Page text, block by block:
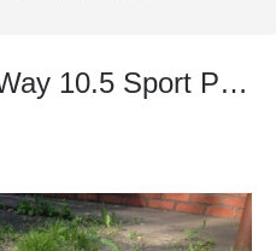
Гироскутер SmartWay 10.5 Sport Premium граффити самобаланс